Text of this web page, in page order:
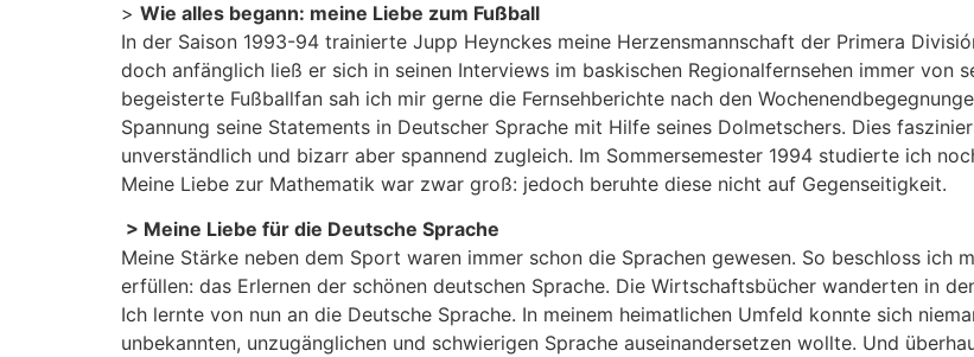
> Wie alles begann: meine Liebe zum Fußball
In der Saison 1993-94 trainierte Jupp Heynckes meine Herzensmannschaft der Primera
doch anfänglich ließ er sich in seinen Interviews im baskischen Regionalfernsehen immer von
begeisterte Fußballfan sah ich mir gerne die Fernsehberichte nach den
Spannung seine Statements in Deutscher Sprache mit Hilfe seines Dolmetschers. Dies
unverständlich und bizarr aber spannend zugleich. Im Sommersemester 1994 studierte ich
Meine Liebe zur Mathematik war zwar groß: jedoch beruhte diese nicht auf Gegenseitigkeit.
> Meine Liebe für die Deutsche Sprache
Meine Stärke neben dem Sport waren immer schon die Sprachen gewesen. So beschloss ich
erfüllen: das Erlernen der schönen deutschen Sprache. Die Wirtschaftsbücher wanderten in
Ich lernte von nun an die Deutsche Sprache. In meinem heimatlichen Umfeld konnte sich
unbekannten, unzugänglichen und schwierigen Sprache auseinandersetzen wollte. Und